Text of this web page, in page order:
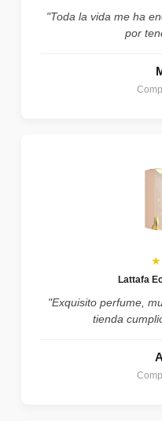
"Toda la vida me ha
por
Lattafa
"Exquisito perfume,
tienda